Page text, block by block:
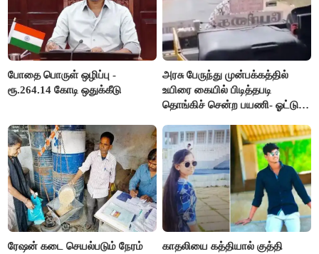
போதை பொருள் ஒழிப்பு -
ரூ.264.14 கோடி ஒதுக்கீடு
அரசு பேருந்து முன்பக்கத்தில்
உயிரை கையில் பிடித்தபடி
தொங்கிச் சென்ற பயணி- ஓட்டுநர்
ரேஷன் கடை செயல்படும் நேரம்
காதலியை கத்தியால் குத்தி